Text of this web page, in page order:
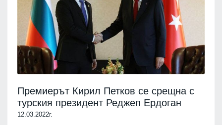
Премиерът Кирил Петков се срещна с
турския президент Реджеп Ердоган
12.03.2022г.